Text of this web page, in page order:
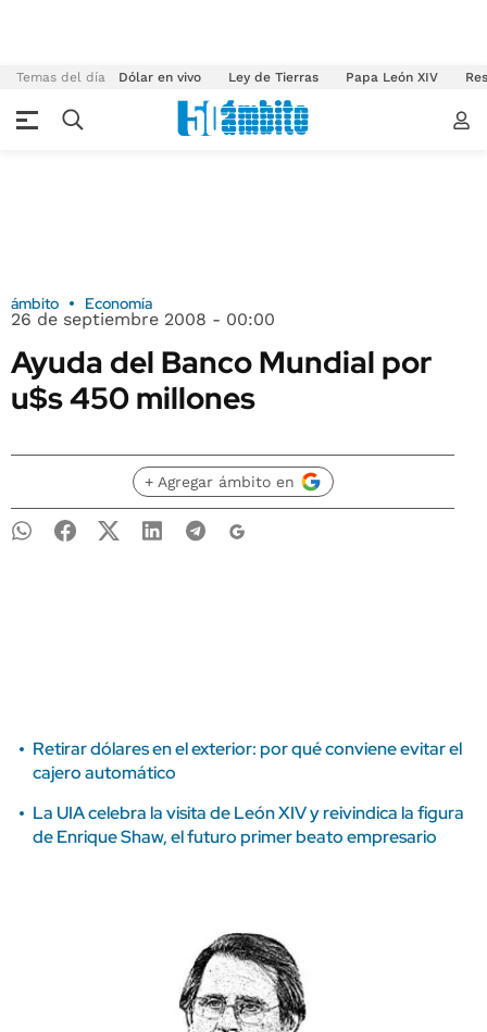
Temas del día Dólar en vivo Ley de Tierras Papa León XIV
ámbito Economía
26 de septiembre 2008 - 00:00
Ayuda del Banco Mundial por
u$s 450 millones
+ Agregar ámbito en
Retirar dólares en el exterior: por qué conviene evitar el
cajero automático
La UIA celebra la visita de León XIV y reivindica la figura
de Enrique Shaw, el futuro primer beato empresario